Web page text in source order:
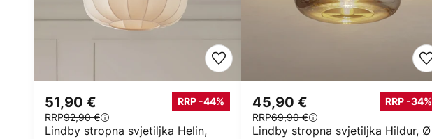
51,90 €
RRP92,90 €
RRP -44%
Lindby stropna svjetiljka Helin,
45,90 €
RRP69,90 €
RRP -34%
Lindby stropna svjetiljka Hildur, Ø